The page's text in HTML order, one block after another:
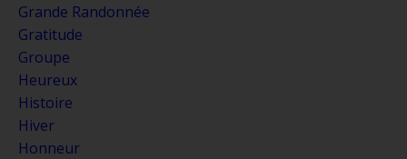
Grande Randonnée
Gratitude
Groupe
Heureux
Histoire
Hiver
Honneur